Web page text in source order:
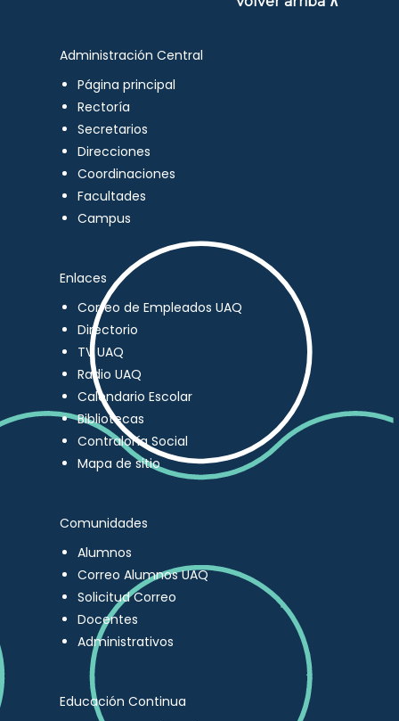
Administración Central
Página principal
Rectoría
Secretarios
Direcciones
Coordinaciones
Facultades
Campus
Enlaces
Correo de Empleados UAQ
Directorio
TV UAQ
Radio UAQ
Calendario Escolar
Bibliotecas
Contraloría Social
Mapa de sitio
Comunidades
Alumnos
Correo Alumnos UAQ
Solicitud Correo
Docentes
Administrativos
Educación Continua